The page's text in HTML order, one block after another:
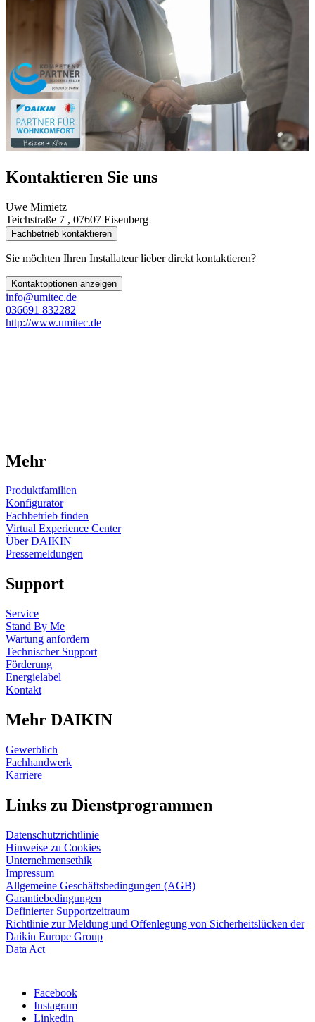
Kontaktieren Sie uns
Uwe Mimietz
Teichstraße 7 , 07607 Eisenberg
Fachbetrieb kontaktieren
Sie möchten Ihren Installateur lieber direkt kontaktieren?
Kontaktoptionen anzeigen
info@umitec.de
036691 832282
http://www.umitec.de
Mehr
Produktfamilien
Konfigurator
Fachbetrieb finden
Virtual Experience Center
Über DAIKIN
Pressemeldungen
Support
Service
Stand By Me
Wartung anfordern
Technischer Support
Förderung
Energielabel
Kontakt
Mehr DAIKIN
Gewerblich
Fachhandwerk
Karriere
Links zu Dienstprogrammen
Datenschutzrichtlinie
Hinweise zu Cookies
Unternehmensethik
Impressum
Allgemeine Geschäftsbedingungen (AGB)
Garantiebedingungen
Definierter Supportzeitraum
Richtlinie zur Meldung und Offenlegung von Sicherheitslücken der
Daikin Europe Group
Data Act
Facebook
Instagram
Linkedin